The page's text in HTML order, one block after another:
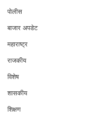
पोलीस
बाजार अपडेट
महाराष्ट्र
राजकीय
विशेष
शासकीय
शिक्षण